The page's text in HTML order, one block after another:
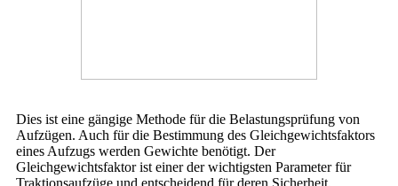
Dies ist eine gängige Methode für die Belastungsprüfung von
Aufzügen. Auch für die Bestimmung des Gleichgewichtsfaktors
eines Aufzugs werden Gewichte benötigt. Der
Gleichgewichtsfaktor ist einer der wichtigsten Parameter für